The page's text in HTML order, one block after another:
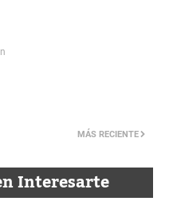
MÁS RECIENTE
Interesarte